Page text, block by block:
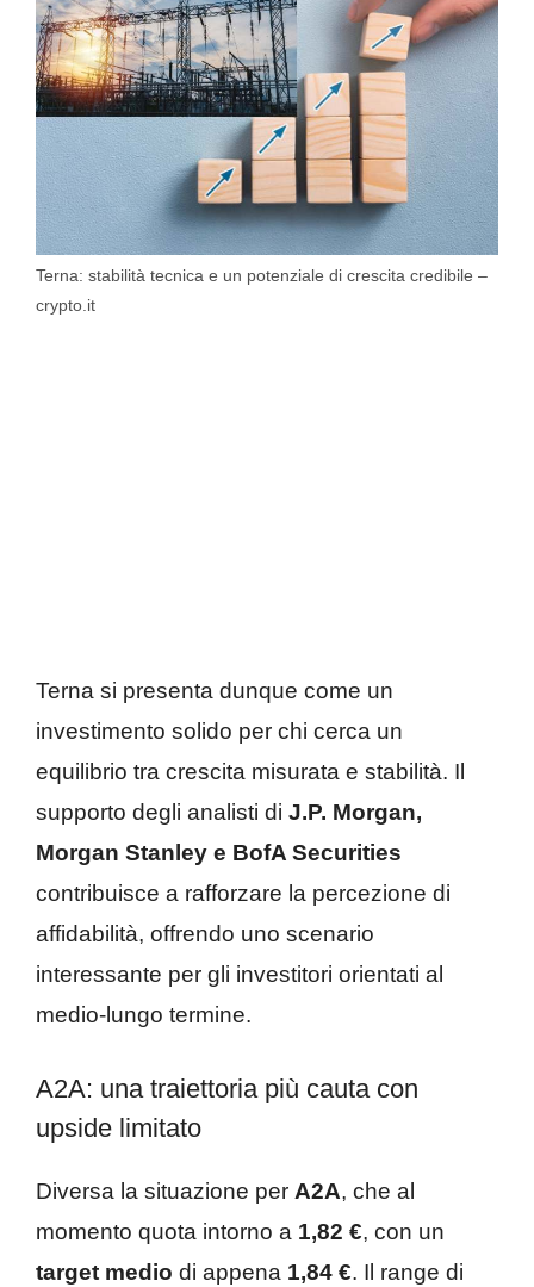
Terna: stabilità tecnica e un potenziale di crescita credibile –
crypto.it
Terna si presenta dunque come un
investimento solido per chi cerca un
equilibrio tra crescita misurata e stabilità. Il
supporto degli analisti di J.P. Morgan,
Morgan Stanley e BofA Securities
contribuisce a rafforzare la percezione di
affidabilità, offrendo uno scenario
interessante per gli investitori orientati al
medio-lungo termine.
A2A: una traiettoria più cauta con
upside limitato
Diversa la situazione per A2A, che al
momento quota intorno a 1,82 €, con un
target medio di appena 1,84 €. Il range di